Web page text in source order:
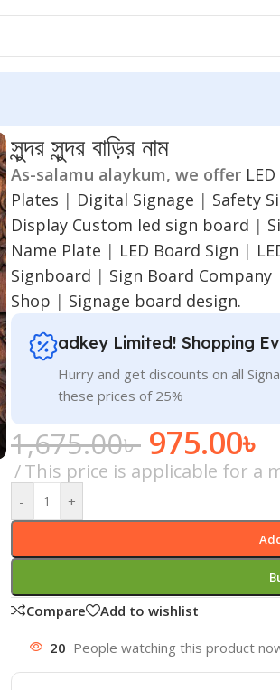
সুন্দর সুন্দর বাড়ির নাম
As-salamu alaykum, we offer
Plates | Digital Signage | Safety
Display Custom led sign board |
Name Plate | LED Board Sign |
Signboard | Sign Board Company
Shop | Signage board design.
adkey Limited! Shopping
Hurry and get discounts on all
these prices of 25%
1,675.00৳ 975.00৳
This price is applicable for a
- +
Compare Add to wishlist
20 People watching this product